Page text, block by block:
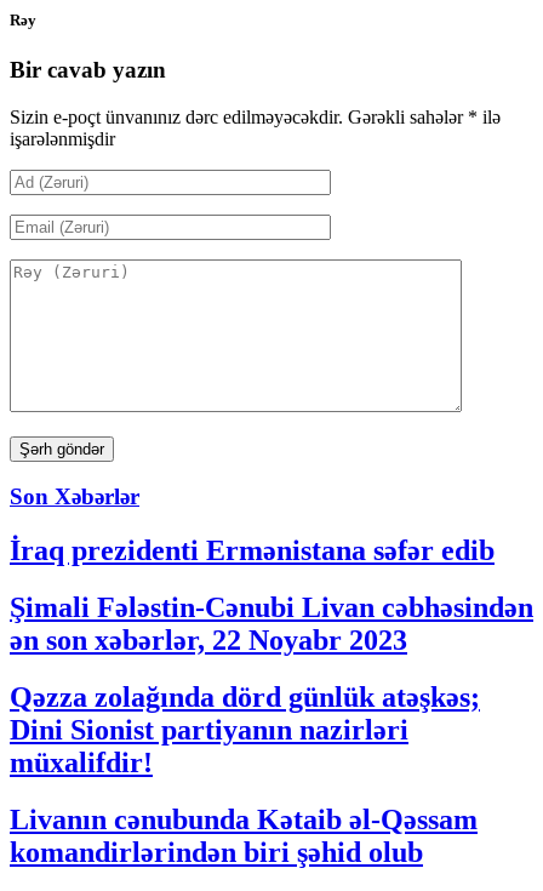
Rəy
Bir cavab yazın
Sizin e-poçt ünvanınız dərc edilməyəcəkdir. Gərəkli sahələr * ilə
işarələnmişdir
Son Xəbərlər
İraq prezidenti Ermənistana səfər edib
Şimali Fələstin-Cənubi Livan cəbhəsindən
ən son xəbərlər, 22 Noyabr 2023
Qəzza zolağında dörd günlük atəşkəs;
Dini Sionist partiyanın nazirləri
müxalifdir!
Livanın cənubunda Kətaib əl-Qəssam
komandirlərindən biri şəhid olub